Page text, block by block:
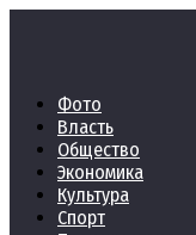
Фото
Власть
Общество
Экономика
Культура
Спорт